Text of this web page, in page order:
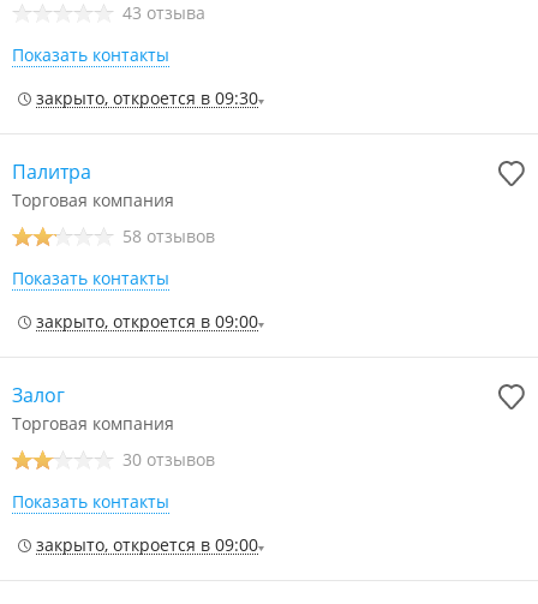
43 отзыва
Показать контакты
закрыто, откроется в 09:30
Палитра
Торговая компания
58 отзывов
Показать контакты
закрыто, откроется в 09:00
Залог
Торговая компания
30 отзывов
Показать контакты
закрыто, откроется в 09:00